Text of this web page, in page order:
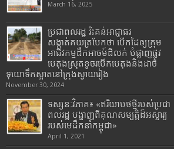
March 16, 2025
ប្រជាពលរដ្ឋ រិះគន់អាជ្ញាធរ
សង្កាត់គយត្របែកថា បើកដៃឲ្យក្រុម
អាជីវកម្មដឹកអាចម៍ដីលក់ បំផ្លាញផ្លូវ
បេតុងស្រុតខូចរបើកបេតុងនិងដាច់
ទុយោទឹកស្អាតនៅក្រុងស្វាយរៀង
November 30, 2024
ទស្សនៈវិភាគ៖ «ឥរិយាបថថ្មីរបស់ប្រជា
ពលរដ្ឋ បង្ហាញពីគុណសម្បត្តិដ៏អស្ចារ្យ
របស់មេដឹកនាំកម្ពុជា»
April 1, 2021